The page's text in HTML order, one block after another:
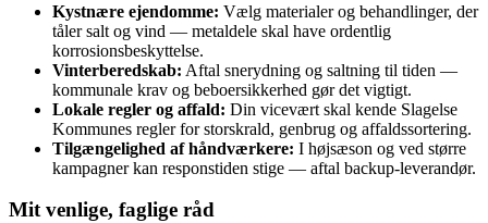
Kystnære ejendomme: Vælg materialer og behandlinger, der
tåler salt og vind — metaldele skal have ordentlig
korrosionsbeskyttelse.
Vinterberedskab: Aftal snerydning og saltning til tiden —
kommunale krav og beboersikkerhed gør det vigtigt.
Lokale regler og affald: Din vicevært skal kende Slagelse
Kommunes regler for storskrald, genbrug og affaldssortering.
Tilgængelighed af håndværkere: I højsæson og ved større
kampagner kan responstiden stige — aftal backup‑leverandør.
Mit venlige, faglige råd